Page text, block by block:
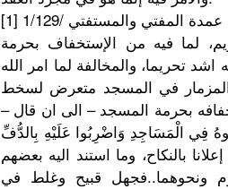
[1] عمدة المفتي والمستفتي /1/129
لما فيه من الإستخفاف بحرمة
تحريما، والمخالفة لما امر الله
في المسجد متعرض لسخط
بحرمة المسجد – الى ان قال –
هُ فِي الْمَسَاجِدِ وَاضْرِبُوا عَلَيْهِ بِالدُّفِّ
بالنكاح، وما استند اليه بعضهم
ونحوهما..فجهل قبيح وغلط في